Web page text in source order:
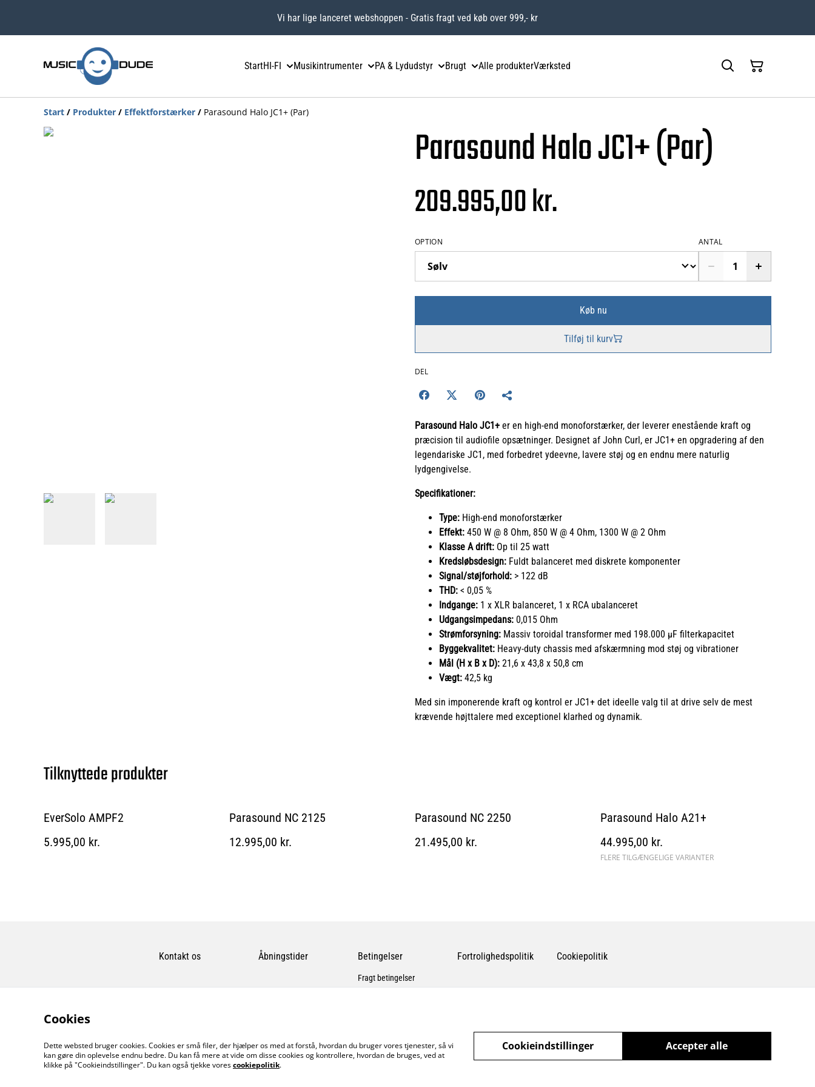
Vi har lige lanceret webshoppen - Gratis fragt ved køb over 999,- kr
StartHI-FI Musikintrumenter PA & Lydudstyr Brugt Alle produkterVærksted
Start / Produkter / Effektforstærker / Parasound Halo JC1+ (Par)
Parasound Halo JC1+ (Par)
209.995,00 kr.
OPTION ANTAL
Køb nu
Tilføj til kurv
DEL
Parasound Halo JC1+ er en high-end monoforstærker, der leverer enestående kraft og
præcision til audiofile opsætninger. Designet af John Curl, er JC1+ en opgradering af den
legendariske JC1, med forbedret ydeevne, lavere støj og en endnu mere naturlig
lydgengivelse.
Specifikationer:
Type: High-end monoforstærker
Effekt: 450 W @ 8 Ohm, 850 W @ 4 Ohm, 1300 W @ 2 Ohm
Klasse A drift: Op til 25 watt
Kredsløbsdesign: Fuldt balanceret med diskrete komponenter
Signal/støjforhold: > 122 dB
THD: < 0,05 %
Indgange: 1 x XLR balanceret, 1 x RCA ubalanceret
Udgangsimpedans: 0,015 Ohm
Strømforsyning: Massiv toroidal transformer med 198.000 µF filterkapacitet
Byggekvalitet: Heavy-duty chassis med afskærmning mod støj og vibrationer
Mål (H x B x D): 21,6 x 43,8 x 50,8 cm
Vægt: 42,5 kg
Med sin imponerende kraft og kontrol er JC1+ det ideelle valg til at drive selv de mest
krævende højttalere med exceptionel klarhed og dynamik.
Tilknyttede produkter
EverSolo AMPF2
5.995,00 kr.
Parasound NC 2125
12.995,00 kr.
Parasound NC 2250
21.495,00 kr.
Parasound Halo A21+
44.995,00 kr.
FLERE TILGÆNGELIGE VARIANTER
Kontakt os Åbningstider Betingelser
Fragt betingelser
Fortrolighedspolitik Cookiepolitik
©2026 MusicDude
Cookies
Dette websted bruger cookies. Cookies er små filer, der hjælper os med at forstå, hvordan du bruger vores tjenester, så vi
kan gøre din oplevelse endnu bedre. Du kan få mere at vide om disse cookies og kontrollere, hvordan de bruges, ved at
klikke på "Cookieindstillinger". Du kan også tjekke vorescookiepolitik.
Accepter alle
Cookieindstillinger